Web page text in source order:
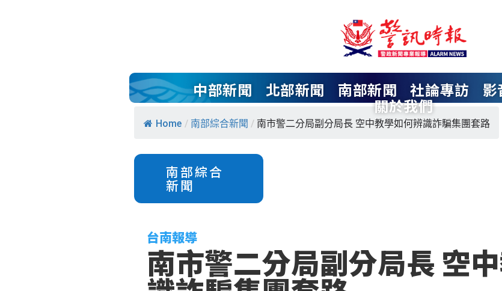
中部新聞 北部新聞 南部新聞 社論專訪 影
關於我們
Home / 南部綜合新聞 / 南市警二分局副分局長 空中教學如何辨識詐騙集團套路
南部綜合
新聞
台南報導
南市警二分局副分局長 空